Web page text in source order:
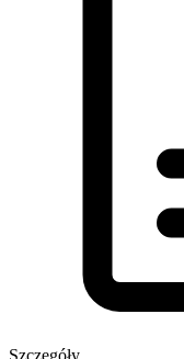
Szczegóły